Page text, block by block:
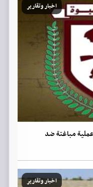
اخبار وتقارير
عملية مباغتة ضد
اخبار وتقارير